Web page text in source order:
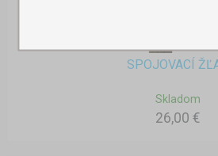
SPOJOVACÍ
Skladom
26,00 €